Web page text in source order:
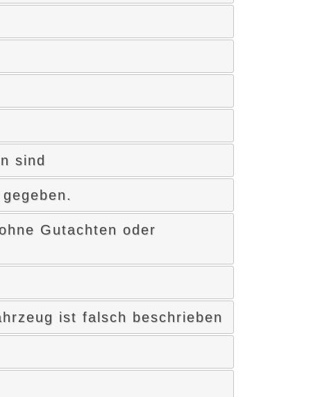
sind
Gutachten oder
ist falsch beschrieben